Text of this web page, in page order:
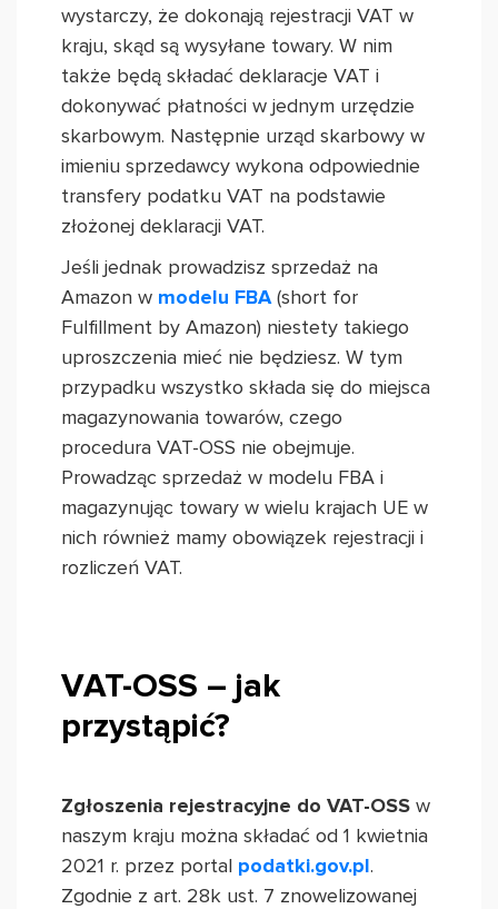
wystarczy, że dokonają rejestracji VAT w
kraju, skąd są wysyłane towary. W nim
także będą składać deklaracje VAT i
dokonywać płatności w jednym urzędzie
skarbowym. Następnie urząd skarbowy w
imieniu sprzedawcy wykona odpowiednie
transfery podatku VAT na podstawie
złożonej deklaracji VAT.
Jeśli jednak prowadzisz sprzedaż na
Amazon w modelu FBA(short for
Fulfillment by Amazon) niestety takiego
uproszczenia mieć nie będziesz. W tym
przypadku wszystko składa się do miejsca
magazynowania towarów, czego
procedura VAT-OSS nie obejmuje.
Prowadząc sprzedaż w modelu FBA i
magazynując towary w wielu krajach UE w
nich również mamy obowiązek rejestracji i
rozliczeń VAT.
VAT-OSS – jak
przystąpić?
Zgłoszenia rejestracyjne do VAT-OSS w
naszym kraju można składać od 1 kwietnia
2021 r. przez portal podatki.gov.pl.
Zgodnie z art. 28k ust. 7 znowelizowanej